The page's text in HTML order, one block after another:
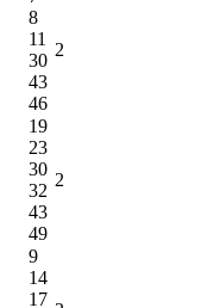
8
11
30
43
46
2
19
23
30
32
43
49
2
9
14
17